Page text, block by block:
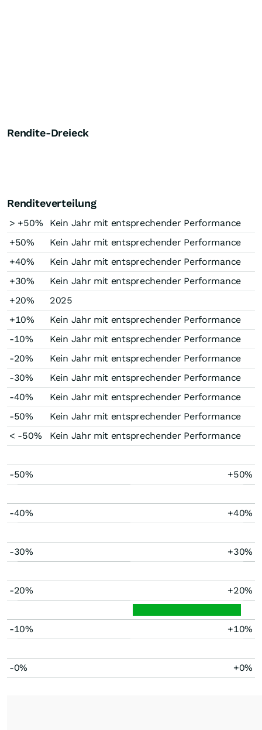
Rendite-Dreieck
Renditeverteilung
> +50%
Kein Jahr mit entsprechender Performance
+50%
Kein Jahr mit entsprechender Performance
+40%
Kein Jahr mit entsprechender Performance
+30%
Kein Jahr mit entsprechender Performance
+20%
2025
+10%
Kein Jahr mit entsprechender Performance
-10%
Kein Jahr mit entsprechender Performance
-20%
Kein Jahr mit entsprechender Performance
-30%
Kein Jahr mit entsprechender Performance
-40%
Kein Jahr mit entsprechender Performance
-50%
Kein Jahr mit entsprechender Performance
< -50%
Kein Jahr mit entsprechender Performance
-50% +50%
-40% +40%
-30% +30%
-20% +20%
-10% +10%
-0% +0%